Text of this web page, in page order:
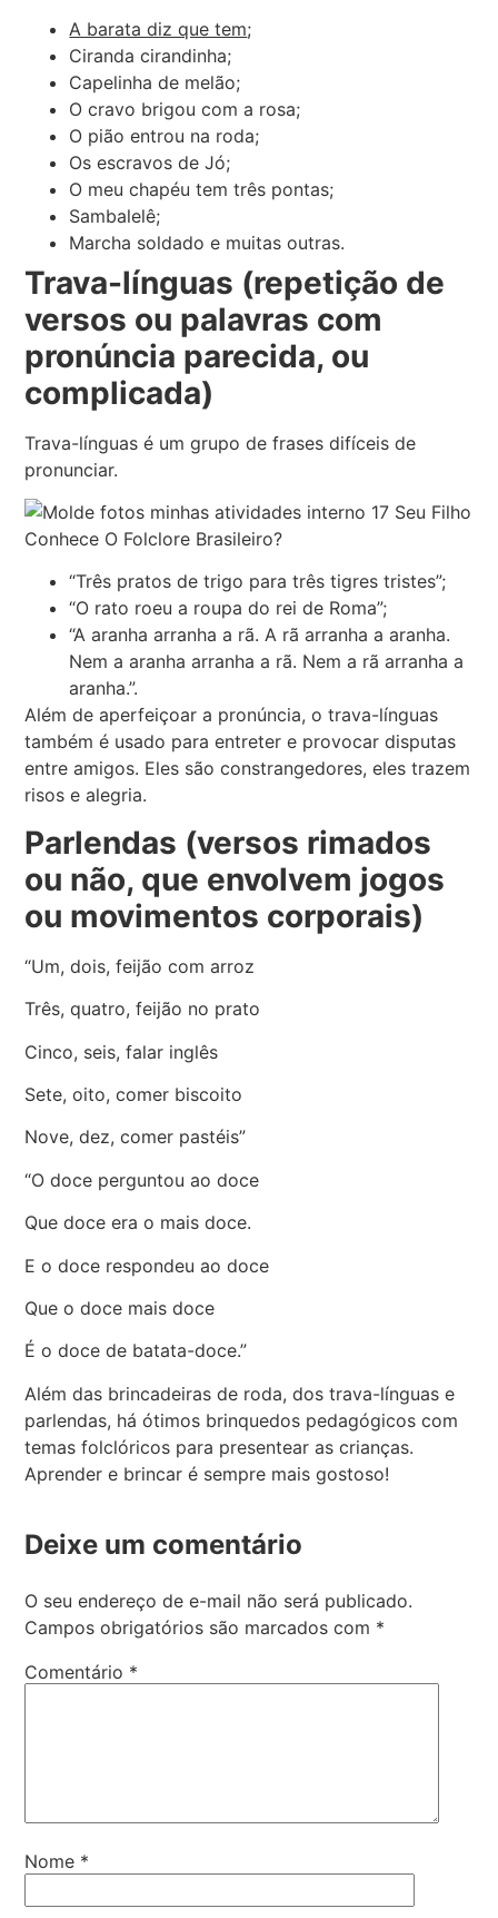
A barata diz que tem;
Ciranda cirandinha;
Capelinha de melão;
O cravo brigou com a rosa;
O pião entrou na roda;
Os escravos de Jó;
O meu chapéu tem três pontas;
Sambalelê;
Marcha soldado e muitas outras.
Trava-línguas (repetição de
versos ou palavras com
pronúncia parecida, ou
complicada)
Trava-línguas é um grupo de frases difíceis de
pronunciar.
“Três pratos de trigo para três tigres tristes”;
“O rato roeu a roupa do rei de Roma”;
“A aranha arranha a rã. A rã arranha a aranha.
Nem a aranha arranha a rã. Nem a rã arranha a
aranha.”.
Além de aperfeiçoar a pronúncia, o trava-línguas
também é usado para entreter e provocar disputas
entre amigos. Eles são constrangedores, eles trazem
risos e alegria.
Parlendas (versos rimados
ou não, que envolvem jogos
ou movimentos corporais)
“Um, dois, feijão com arroz
Três, quatro, feijão no prato
Cinco, seis, falar inglês
Sete, oito, comer biscoito
Nove, dez, comer pastéis”
“O doce perguntou ao doce
Que doce era o mais doce.
E o doce respondeu ao doce
Que o doce mais doce
É o doce de batata-doce.”
Além das brincadeiras de roda, dos trava-línguas e
parlendas, há ótimos brinquedos pedagógicos com
temas folclóricos para presentear as crianças.
Aprender e brincar é sempre mais gostoso!
Deixe um comentário
O seu endereço de e-mail não será publicado.
Campos obrigatórios são marcados com *
Comentário *
Nome *